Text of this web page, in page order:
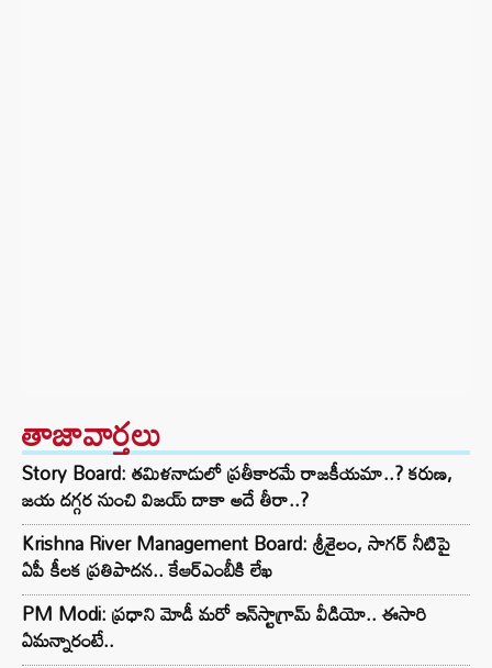
తాజావార్తలు
Story Board: తమిళనాడులో ప్రతీకారమే రాజకీయమా..? కరుణ,
జయ దగ్గర నుంచి విజయ్ దాకా అదే తీరా..?
Krishna River Management Board: శ్రీశైలం, సాగర్ నీటిపై
ఏపీ కీలక ప్రతిపాదన.. కేఆర్ఎంబీకి లేఖ
PM Modi: ప్రధాని మోడీ మరో ఇన్‌స్టాగ్రామ్ వీడియో.. ఈసారి
ఏమన్నారంటే..